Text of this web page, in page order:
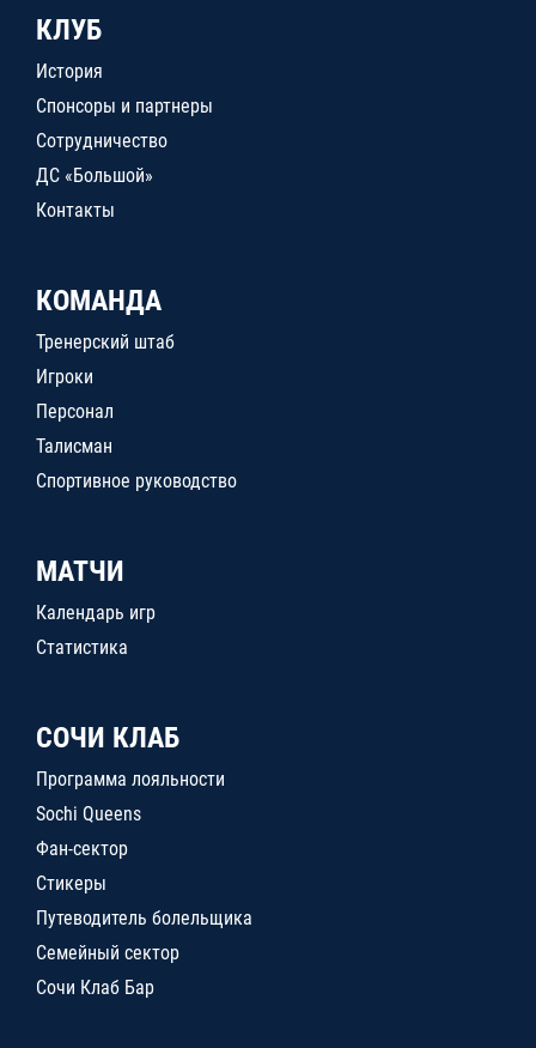
КЛУБ
История
Спонсоры и партнеры
Сотрудничество
ДС «Большой»
Контакты
КОМАНДА
Тренерский штаб
Игроки
Персонал
Талисман
Спортивное руководство
МАТЧИ
Календарь игр
Статистика
СОЧИ КЛАБ
Программа лояльности
Sochi Queens
Фан-сектор
Стикеры
Путеводитель болельщика
Семейный сектор
Сочи Клаб Бар